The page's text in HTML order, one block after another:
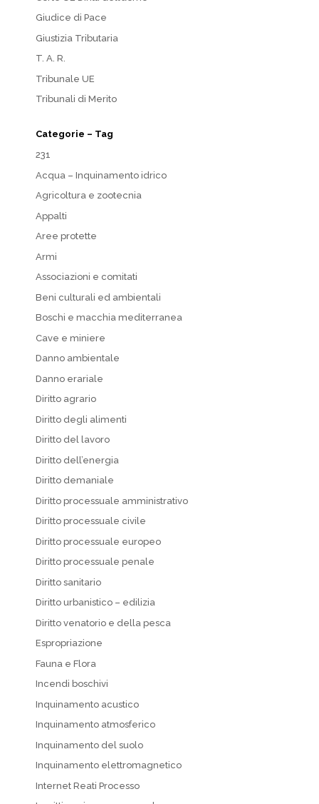
Giudice di Pace
Giustizia Tributaria
T. A. R.
Tribunale UE
Tribunali di Merito
Categorie – Tag
231
Acqua – Inquinamento idrico
Agricoltura e zootecnia
Appalti
Aree protette
Armi
Associazioni e comitati
Beni culturali ed ambientali
Boschi e macchia mediterranea
Cave e miniere
Danno ambientale
Danno erariale
Diritto agrario
Diritto degli alimenti
Diritto del lavoro
Diritto dell’energia
Diritto demaniale
Diritto processuale amministrativo
Diritto processuale civile
Diritto processuale europeo
Diritto processuale penale
Diritto sanitario
Diritto urbanistico – edilizia
Diritto venatorio e della pesca
Espropriazione
Fauna e Flora
Incendi boschivi
Inquinamento acustico
Inquinamento atmosferico
Inquinamento del suolo
Inquinamento elettromagnetico
Internet Reati Processo